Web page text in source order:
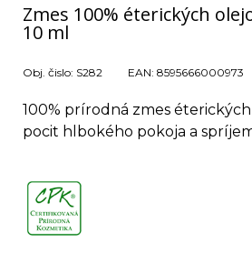
Zmes 100% éterických
10 ml
Obj. čislo: S282 EAN: 8595666000973
100% prírodná zmes
pocit hlbokého pokoja a